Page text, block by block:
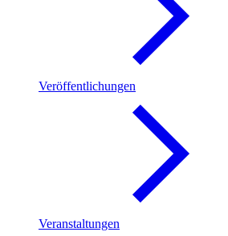
Veröffentlichungen
Veranstaltungen